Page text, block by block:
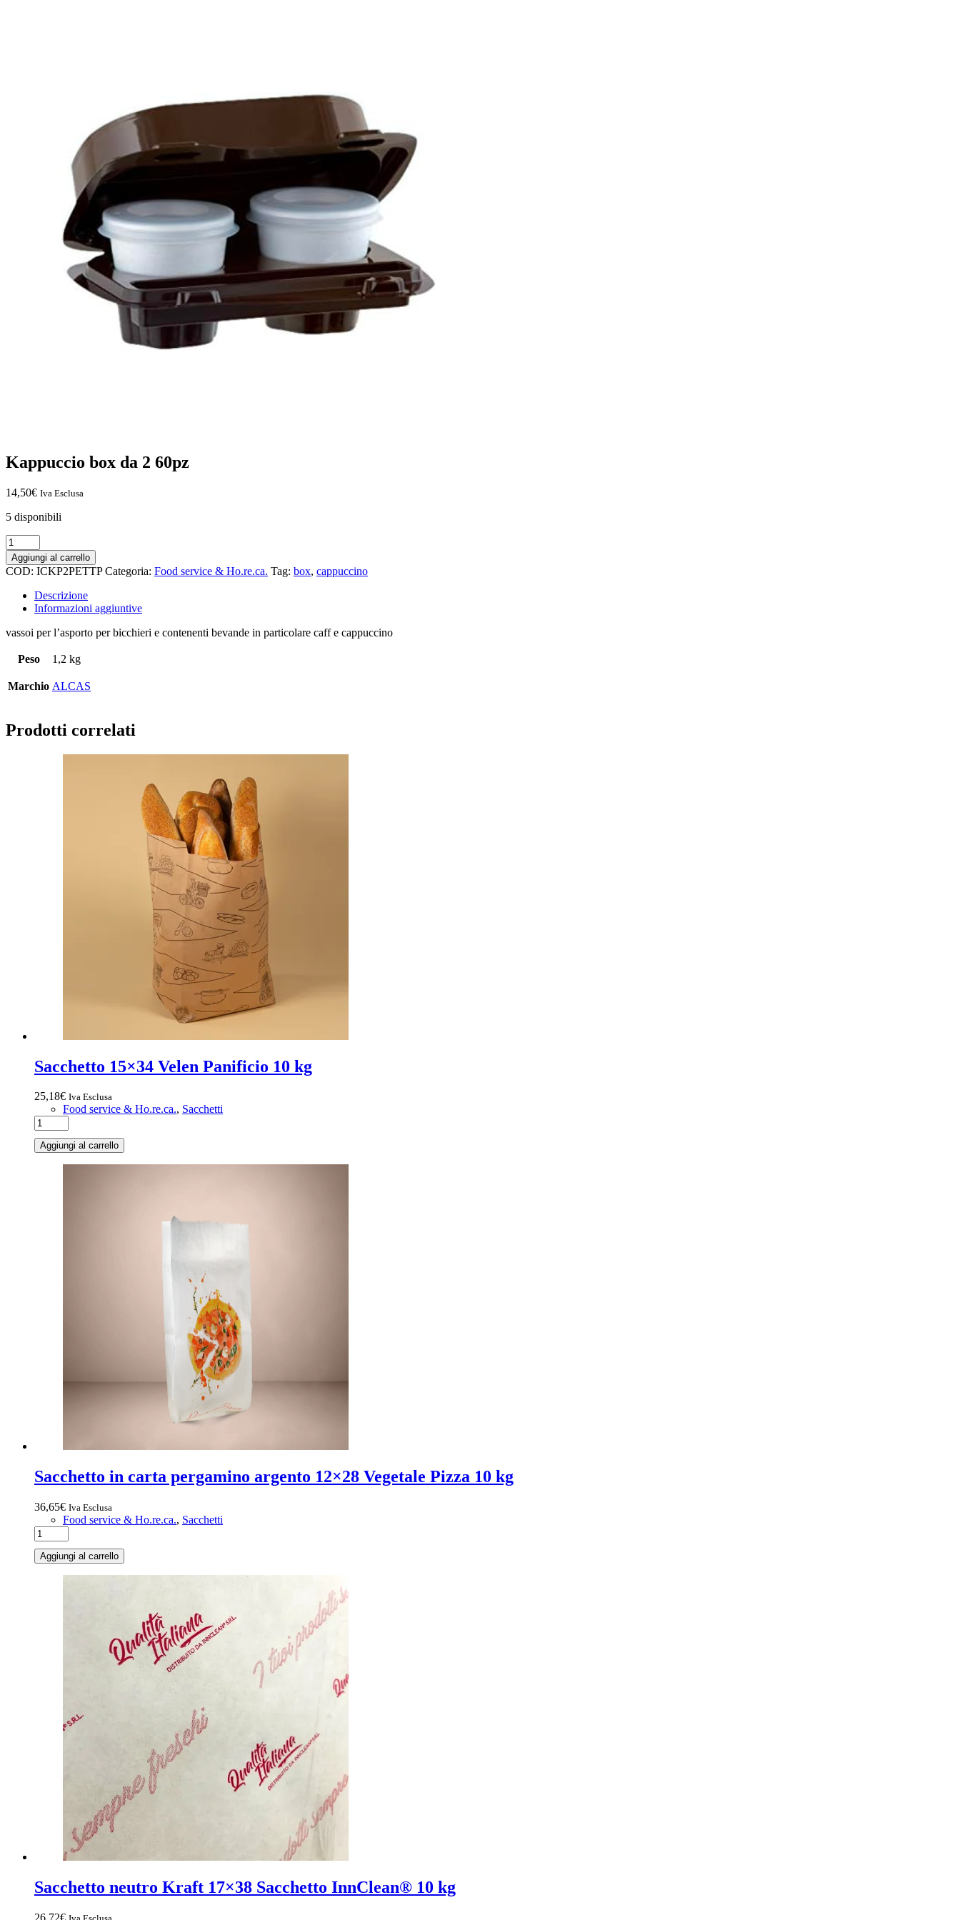
Kappuccio box da 2 60pz
14,50€ Iva Esclusa
5 disponibili
Kappuccio
box
da
2
60pz
quantità
Aggiungi al carrello
COD: ICKP2PETTP Categoria: Food service & Ho.re.ca. Tag: box, cappuccino
Descrizione
Informazioni aggiuntive
vassoi per l’asporto per bicchieri e contenenti bevande in particolare caff e cappuccino
Peso 1,2 kg
Marchio ALCAS
Prodotti correlati
Sacchetto 15×34 Velen Panificio 10 kg
25,18€ Iva Esclusa
Food service & Ho.re.ca., Sacchetti
Sacchetto
15x34
Velen
Aggiungi al carrello
Sacchetto in carta pergamino argento 12×28 Vegetale Pizza 10 kg
36,65€ Iva Esclusa
Food service & Ho.re.ca., Sacchetti
Sacchetto
in
carta
Aggiungi al carrello
Sacchetto neutro Kraft 17×38 Sacchetto InnClean® 10 kg
26,72€